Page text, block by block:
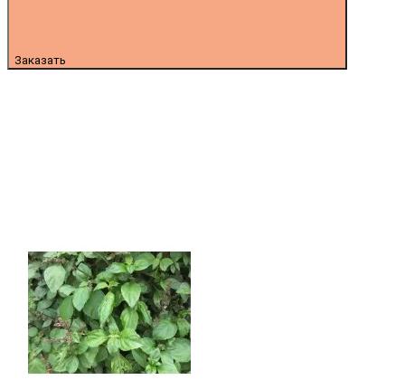
Заказать